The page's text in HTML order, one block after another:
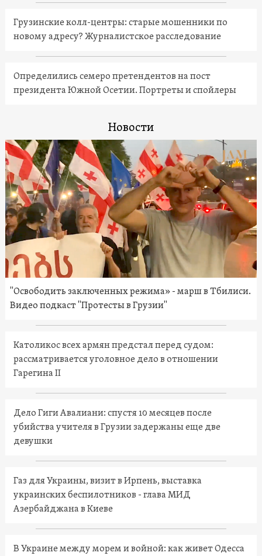
Грузинские колл-центры: старые мошенники по
новому адресу? Журналистское расследование
Определились семеро претендентов на пост
президента Южной Осетии. Портреты и спойлеры
Новости
"Освободить заключенных режима» - марш в Тбилиси.
Видео подкаст "Протесты в Грузии"
Католикос всех армян предстал перед судом:
рассматривается уголовное дело в отношении
Гарегина II
Дело Гиги Авалиани: спустя 10 месяцев после
убийства учителя в Грузии задержаны еще две
девушки
Газ для Украины, визит в Ирпень, выставка
украинских беспилотников - глава МИД
Азербайджана в Киеве
В Украине между морем и войной: как живет Одесса